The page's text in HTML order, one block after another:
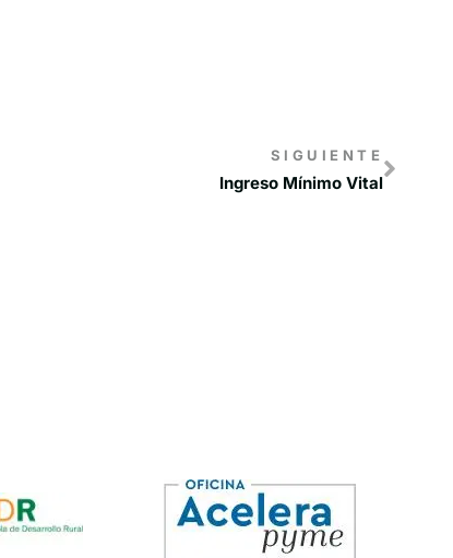
SIGUIENTE
Ingreso Mínimo Vital